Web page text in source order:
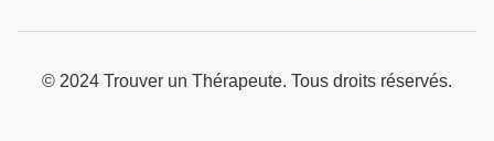
© 2024 Trouver un Thérapeute. Tous droits réservés.